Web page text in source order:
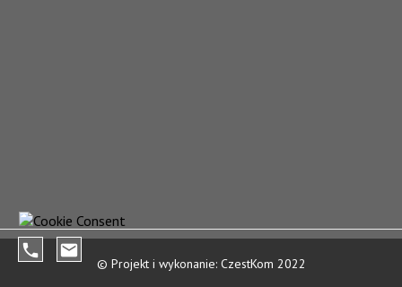
© Projekt i wykonanie: CzestKom 2022
phone mail